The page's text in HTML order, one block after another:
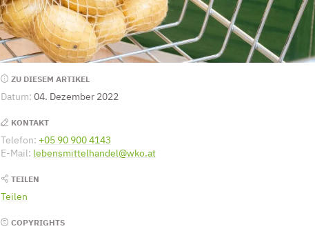
Seitenleiste
ZU DIESEM ARTIKEL
Datum: 04. Dezember 2022
KONTAKT
Telefon: +05 90 900 4143
E-Mail: lebensmittelhandel@wko.at
TEILEN
Teilen
COPYRIGHTS